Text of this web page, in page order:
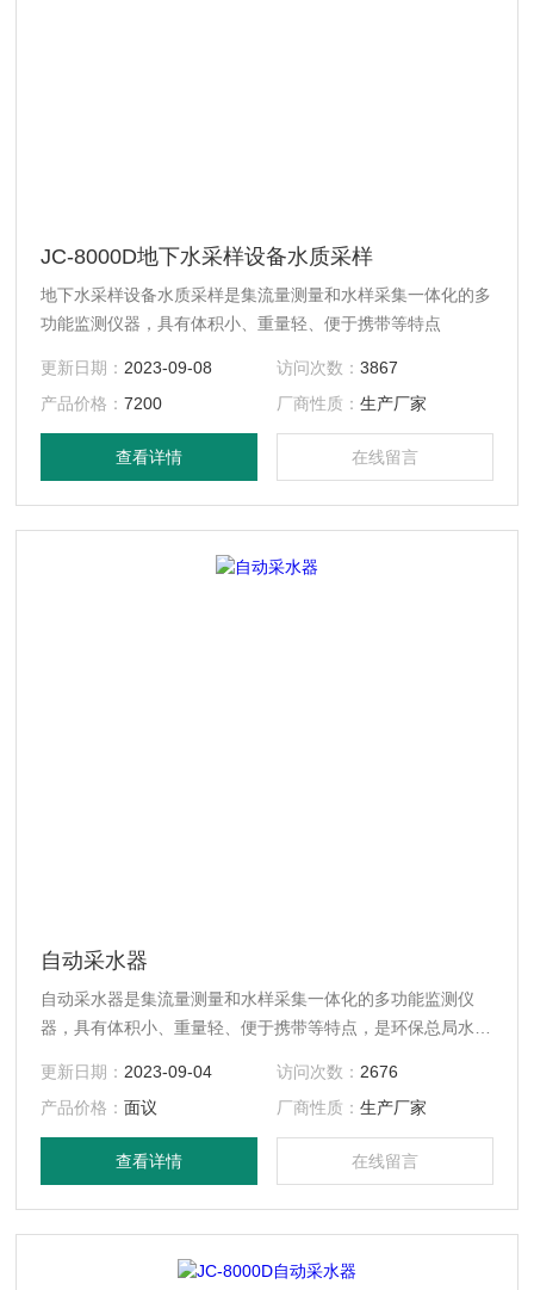
JC-8000D地下水采样设备水质采样
地下水采样设备水质采样是集流量测量和水样采集一体化的多
功能监测仪器，具有体积小、重量轻、便于携带等特点
更新日期： 2023-09-08 访问次数： 3867
产品价格：7200 厂商性质： 生产厂家
查看详情 在线留言
自动采水器
自动采水器是集流量测量和水样采集一体化的多功能监测仪
器，具有体积小、重量轻、便于携带等特点，是环保总局水环
更新日期： 2023-09-04 访问次数： 2676
产品价格：面议 厂商性质： 生产厂家
查看详情 在线留言